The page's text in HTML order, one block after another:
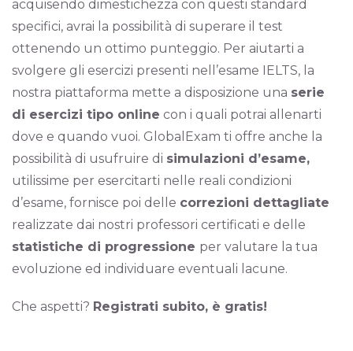
acquisendo dimestichezza con questi standard
specifici, avrai la possibilità di superare il test
ottenendo un ottimo punteggio. Per aiutarti a
svolgere gli esercizi presenti nell’esame IELTS, la
nostra piattaforma mette a disposizione una serie
di esercizi tipo online con i quali potrai allenarti
dove e quando vuoi. GlobalExam ti offre anche la
possibilità di usufruire di simulazioni d’esame,
utilissime per esercitarti nelle reali condizioni
d’esame, fornisce poi delle correzioni dettagliate
realizzate dai nostri professori certificati e delle
statistiche di progressione per valutare la tua
evoluzione ed individuare eventuali lacune.
Che aspetti? Registrati subito, è gratis!